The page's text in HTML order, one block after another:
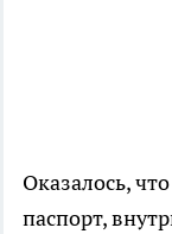
Оказалось, что
паспорт,